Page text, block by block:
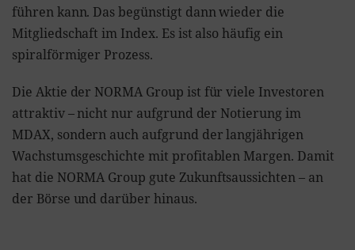
führen kann. Das begünstigt dann wieder die
Mitgliedschaft im Index. Es ist also häufig ein
spiralförmiger Prozess.
Die Aktie der NORMA Group ist für viele Investoren
attraktiv – nicht nur aufgrund der Notierung im
MDAX, sondern auch aufgrund der langjährigen
Wachstumsgeschichte mit profitablen Margen. Damit
hat die NORMA Group gute Zukunftsaussichten – an
der Börse und darüber hinaus.